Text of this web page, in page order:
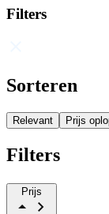
Filters
Sorteren
Relevant Prijs
Filters
Prijs